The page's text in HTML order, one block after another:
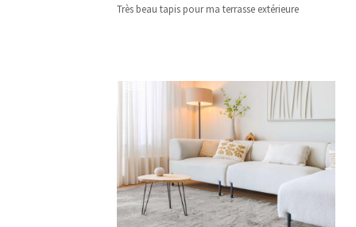
Très beau tapis pour ma terrasse extérieure